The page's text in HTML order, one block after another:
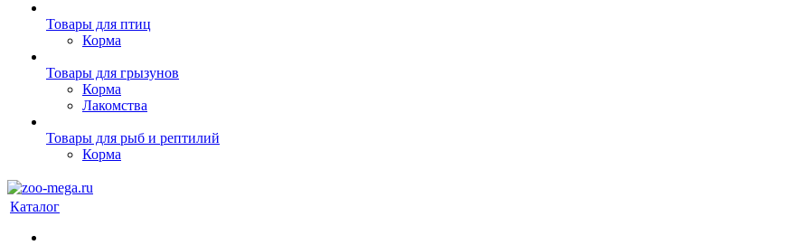
Товары для птиц
Корма
Товары для грызунов
Корма
Лакомства
Товары для рыб и рептилий
Корма
Каталог